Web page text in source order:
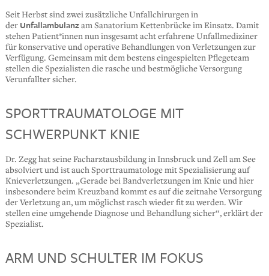
Seit Herbst sind zwei zusätzliche Unfallchirurgen in
der Unfallambulanzam Sanatorium Kettenbrücke im Einsatz. Damit
stehen Patient*innen nun insgesamt acht erfahrene Unfallmediziner
für konservative und operative Behandlungen von Verletzungen zur
Verfügung. Gemeinsam mit dem bestens eingespielten Pflegeteam
stellen die Spezialisten die rasche und bestmögliche Versorgung
Verunfallter sicher.
SPORTTRAUMATOLOGE MIT
SCHWERPUNKT KNIE
Dr. Zegg hat seine Facharztausbildung in Innsbruck und Zell am See
absolviert und ist auch Sporttraumatologe mit Spezialisierung auf
Knieverletzungen. „Gerade bei Bandverletzungen im Knie und hier
insbesondere beim Kreuzband kommt es auf die zeitnahe Versorgung
der Verletzung an, um möglichst rasch wieder fit zu werden. Wir
stellen eine umgehende Diagnose und Behandlung sicher“, erklärt der
Spezialist.
ARM UND SCHULTER IM FOKUS